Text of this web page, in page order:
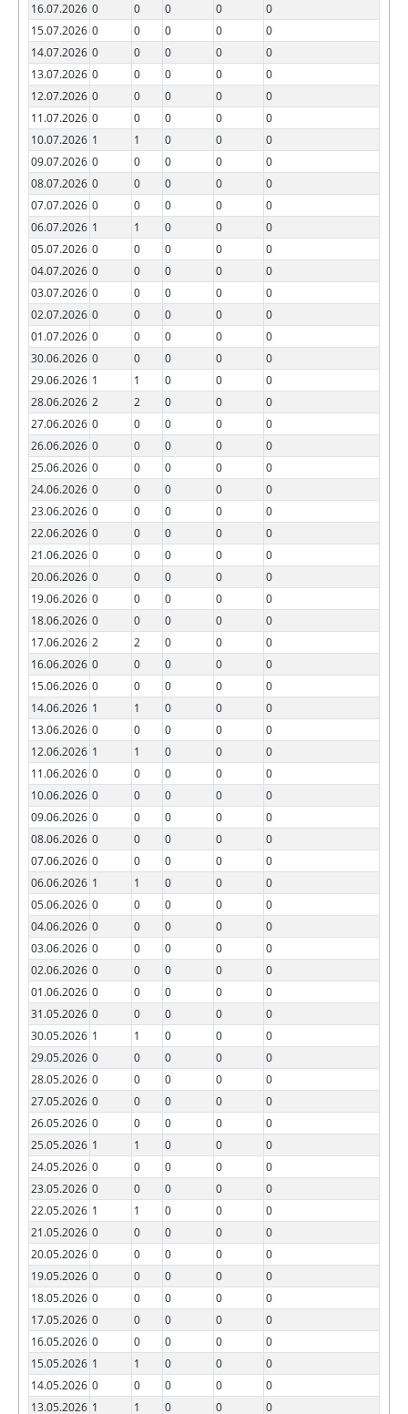
16.07.2026 0 0 0 0
0
15.07.2026 0 0 0 0
0
14.07.2026 0 0 0 0
0
13.07.2026 0 0 0 0
0
12.07.2026 0 0 0 0
0
11.07.2026 0 0 0 0
0
10.07.2026 1 1 0 0
0
09.07.2026 0 0 0 0
0
08.07.2026 0 0 0 0
0
07.07.2026 0 0 0 0
0
06.07.2026 1 1 0 0
0
05.07.2026 0 0 0 0
0
04.07.2026 0 0 0 0
0
03.07.2026 0 0 0 0
0
02.07.2026 0 0 0 0
0
01.07.2026 0 0 0 0
0
30.06.2026 0 0 0 0
0
29.06.2026 1 1 0 0
0
28.06.2026 2 2 0 0
0
27.06.2026 0 0 0 0
0
26.06.2026 0 0 0 0
0
25.06.2026 0 0 0 0
0
24.06.2026 0 0 0 0
0
23.06.2026 0 0 0 0
0
22.06.2026 0 0 0 0
0
21.06.2026 0 0 0 0
0
20.06.2026 0 0 0 0
0
19.06.2026 0 0 0 0
0
18.06.2026 0 0 0 0
0
17.06.2026 2 2 0 0
0
16.06.2026 0 0 0 0
0
15.06.2026 0 0 0 0
0
14.06.2026 1 1 0 0
0
13.06.2026 0 0 0 0
0
12.06.2026 1 1 0 0
0
11.06.2026 0 0 0 0
0
10.06.2026 0 0 0 0
0
09.06.2026 0 0 0 0
0
08.06.2026 0 0 0 0
0
07.06.2026 0 0 0 0
0
06.06.2026 1 1 0 0
0
05.06.2026 0 0 0 0
0
04.06.2026 0 0 0 0
0
03.06.2026 0 0 0 0
0
02.06.2026 0 0 0 0
0
01.06.2026 0 0 0 0
0
31.05.2026 0 0 0 0
0
30.05.2026 1 1 0 0
0
29.05.2026 0 0 0 0
0
28.05.2026 0 0 0 0
0
27.05.2026 0 0 0 0
0
26.05.2026 0 0 0 0
0
25.05.2026 1 1 0 0
0
24.05.2026 0 0 0 0
0
23.05.2026 0 0 0 0
0
22.05.2026 1 1 0 0
0
21.05.2026 0 0 0 0
0
20.05.2026 0 0 0 0
0
19.05.2026 0 0 0 0
0
18.05.2026 0 0 0 0
0
17.05.2026 0 0 0 0
0
16.05.2026 0 0 0 0
0
15.05.2026 1 1 0 0
0
14.05.2026 0 0 0 0
0
13.05.2026 1 1 0 0 0